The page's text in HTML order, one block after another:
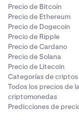
Precio de Bitcoin
Precio de Ethereum
Precio de Dogecoin
Precio de Ripple
Precio de Cardano
Precio de Solana
Precio de Litecoin
Categorías de criptos
Todos los precios de
criptomonedas
Predicciones de